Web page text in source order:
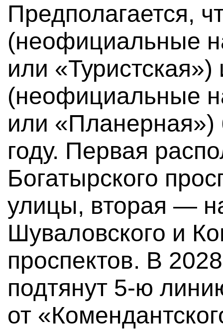
Предполагается,
(неофициальные
или
(неофициальные
или «Планерная»)
году. Первая
Богатырского
улицы, вторая —
Шуваловского и
проспектов. В
подтянут 5-ю
от